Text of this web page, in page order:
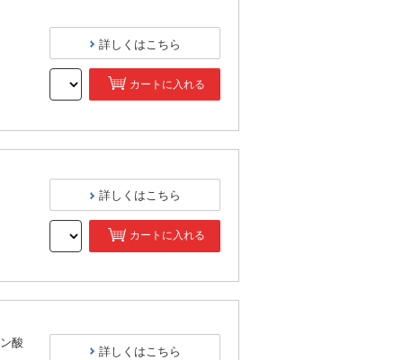
詳しくはこちら
カートに入れる
詳しくはこちら
カートに入れる
酸
詳しくはこちら